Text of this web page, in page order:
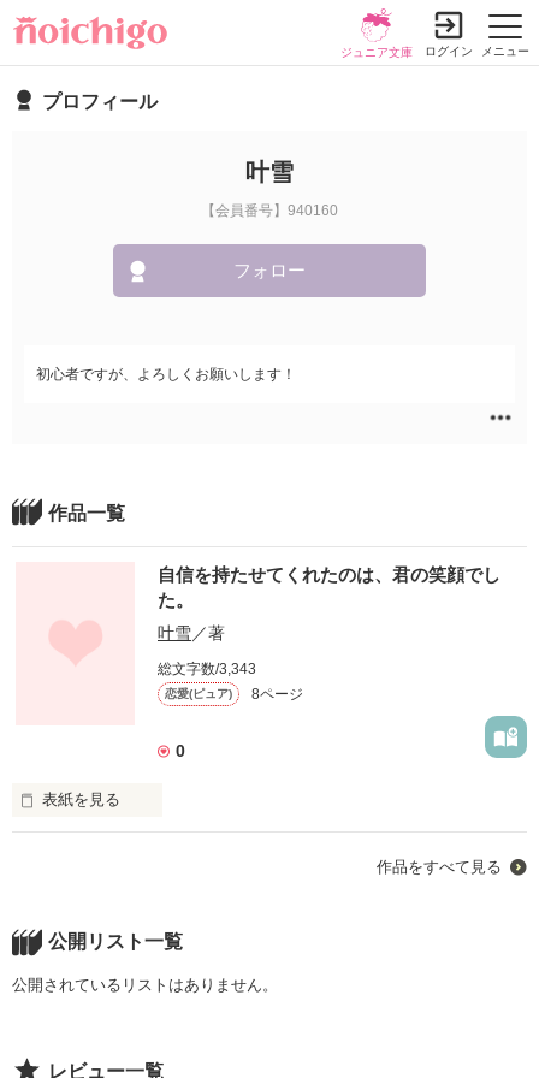
メニュー
ジュニア文庫 ログイン
プロフィール
叶雪
【会員番号】940160
フォロー
初心者ですが、よろしくお願いします！
作品一覧
自信を持たせてくれたのは、君の笑顔でし
た。
叶雪／著
総文字数/3,343
恋愛(ピュア) 8ページ
0
表紙を見る
でもね。君の笑顔が私を主役にしてくれたんだよ？
作品をすべて見る
公開リスト一覧
公開されているリストはありません。
レビュー一覧